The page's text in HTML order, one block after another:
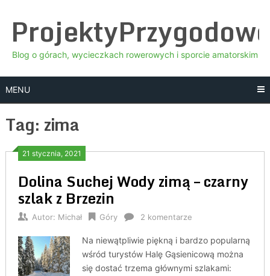
content
Blog o górach, wycieczkach rowerowych i sporcie amatorskim
MENU
Tag: zima
21 stycznia, 2021
Dolina Suchej Wody zimą – czarny
szlak z Brzezin
Autor: Michał Góry 2 komentarze
Na niewątpliwie piękną i bardzo popularną
wśród turystów Halę Gąsienicową można
się dostać trzema głównymi szlakami: